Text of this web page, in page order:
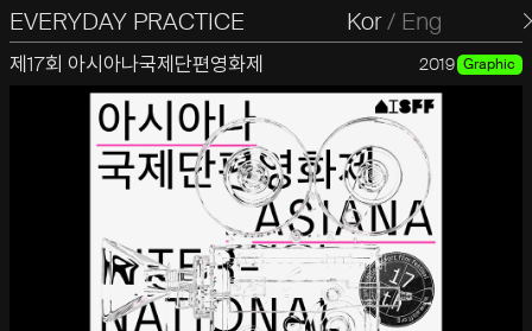
EVERYDAY PRACTICE
일상의실천 Kor/ Eng
제17회 아시아나국제단편영화제 2019 Graphic